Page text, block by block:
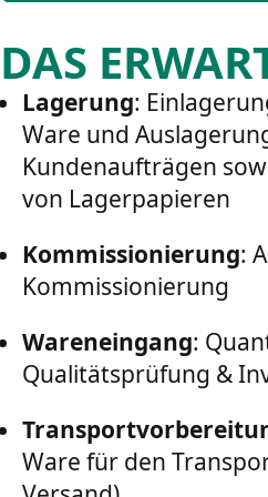
DAS
Lagerung:
Ware und
Kundenaufträgen
von Lagerpapieren
Kommissionierung:
Kommissionierung
Wareneingang:
Qualitätsprüfung &
Ware für den